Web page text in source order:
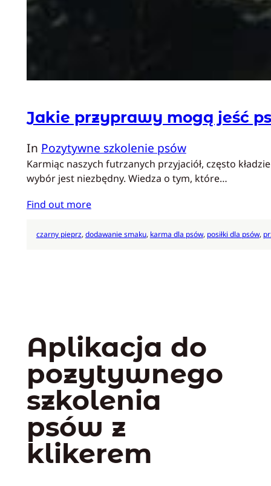
Jakie przyprawy mogą jeść
In Pozytywne szkolenie psów
Karmiąc naszych futrzanych przyjaciół, często
wybór jest niezbędny. Wiedza o tym, które…
Find out more
czarny pieprz, dodawanie smaku, karma dla psów, posiłki dla psów,
Aplikacja do
pozytywnego
szkolenia
psów z
klikerem